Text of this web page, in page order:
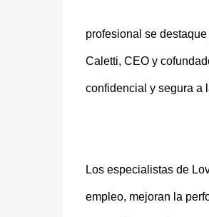
profesional se
Caletti, CEO y
confidencial y segura a
Los especialistas de
empleo, mejoran la